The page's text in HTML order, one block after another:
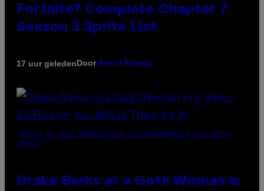
Fortnite? Complete Chapter 7
Season 3 Sprite List
17 uur geledenDoor Brent Koepp
(PHOTO BY JOSE BRETON/PICS ACTION/NURPHOTO VIA GETTY
IMAGES)
Drake Barks at a Goth Woman in